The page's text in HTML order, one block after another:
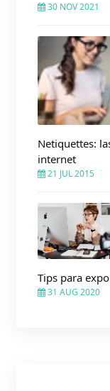
30 NOV 2021
Netiquettes:
internet
21 JUL 2015
Tips para
31 AUG 2020